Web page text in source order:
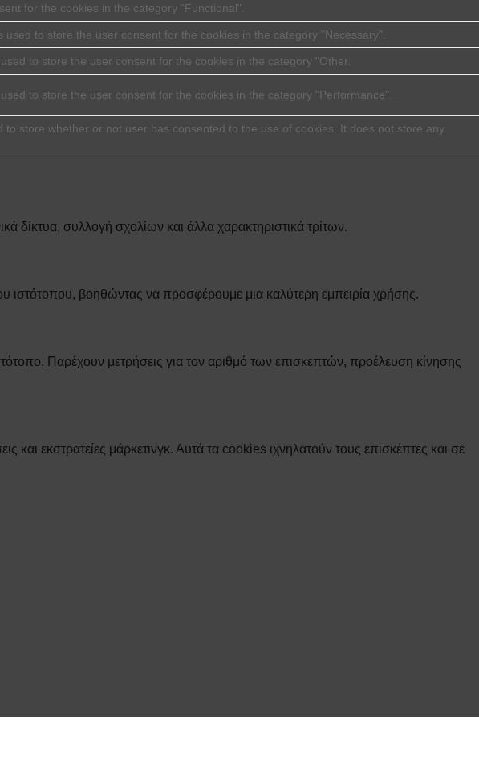
for the cookies in the category "Functional".
to store the user consent for the cookies in the category "Necessary".
to store the user consent for the cookies in the category "Other.
to store the user consent for the cookies in the category "Performance".
store whether or not user has consented to the use of cookies. It does not store any
δίκτυα, συλλογή σχολίων και άλλα χαρακτηριστικά τρίτων.
βοηθώντας να προσφέρουμε μια καλύτερη εμπειρία χρήσης.
Παρέχουν μετρήσεις για τον αριθμό των επισκεπτών, προέλευση κίνησης
και εκστρατείες μάρκετινγκ. Αυτά τα cookies ιχνηλατούν τους επισκέπτες και σε